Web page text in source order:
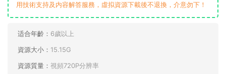
用技術支持及内容解答服務，虛拟資源下載後不退換，介意勿下！
适合年齡： 6歲以上
資源大小： 15.15G
資源質量： 視頻720P分辨率